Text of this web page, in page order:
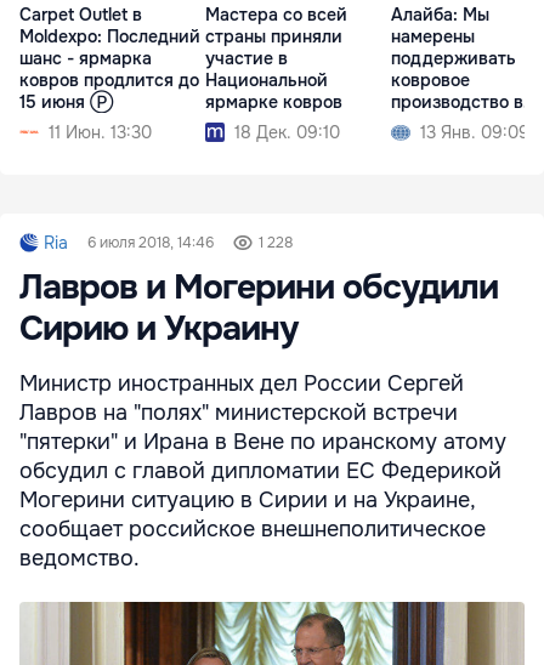
Carpet Outlet в
Moldexpo: Последний
шанс - ярмарка
ковров продлится до
15 июня Ⓟ
11 Июн. 13:30
Мастера со всей
страны приняли
участие в
Национальной
ярмарке ковров
18 Дек. 09:10
Алайба: Мы
намерены
поддерживать
ковровое
производство в
Молдове
13 Янв. 09:09
Ria 6 июля 2018, 14:46 1 228
Лавров и Могерини обсудили
Сирию и Украину
Министр иностранных дел России Сергей
Лавров на "полях" министерской встречи
"пятерки" и Ирана в Вене по иранскому атому
обсудил с главой дипломатии ЕС Федерикой
Могерини ситуацию в Сирии и на Украине,
сообщает российское внешнеполитическое
ведомство.